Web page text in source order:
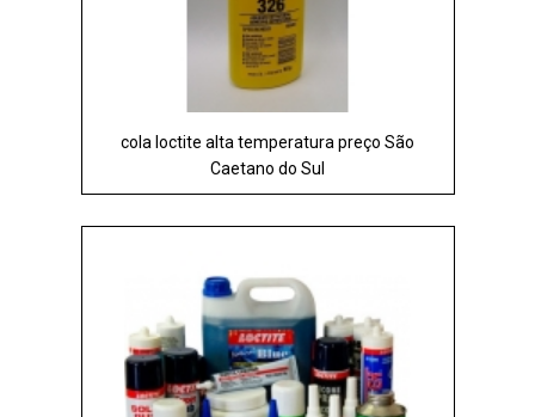
cola loctite alta temperatura preço São
Caetano do Sul